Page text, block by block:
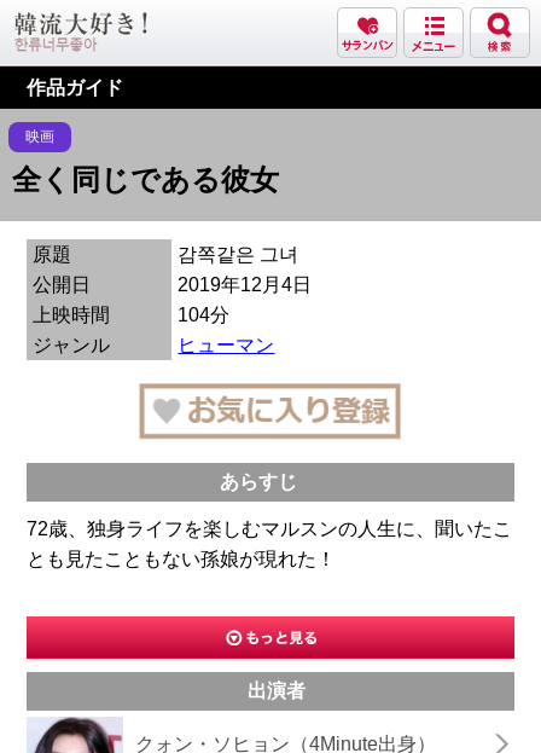
作品ガイド
映画
全く同じである彼女
原題
감쪽같은 그녀
公開日
2019年12月4日
上映時間
104分
ジャンル
ヒューマン
あらすじ
72歳、独身ライフを楽しむマルスンの人生に、聞いたこ
とも見たこともない孫娘が現れた！
出演者
クォン・ソヒョン（4Minute出身）